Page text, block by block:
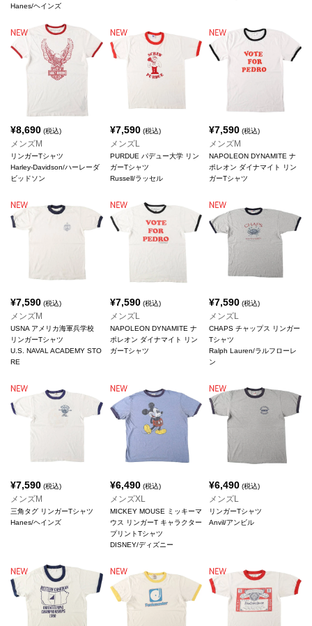
Hanes/ヘインズ
¥8,690 (税込)
メンズM
リンガーTシャツ
Harley-Davidson/ハーレーダ
ビッドソン
¥7,590(税込)
メンズL
PURDUE パデュー大学 リン
ガーTシャツ
Russell/ラッセル
¥7,590 (税込)
メンズM
NAPOLEON DYNAMITE ナ
ポレオン ダイナマイト リン
ガーTシャツ
¥7,590 (税込)
メンズM
USNA アメリカ海軍兵学校
リンガーTシャツ
U.S. NAVAL ACADEMY STO
RE
¥7,590(税込)
メンズL
NAPOLEON DYNAMITE ナ
ポレオン ダイナマイト リン
ガーTシャツ
¥7,590 (税込)
メンズL
CHAPS チャップス リンガー
Tシャツ
Ralph Lauren/ラルフローレ
ン
¥7,590 (税込)
メンズM
三角タグ リンガーTシャツ
Hanes/ヘインズ
¥6,490(税込)
メンズXL
MICKEY MOUSE ミッキーマ
ウス リンガーT キャラクター
プリントTシャツ
DISNEY/ディズニー
¥6,490 (税込)
メンズL
リンガーTシャツ
Anvil/アンビル